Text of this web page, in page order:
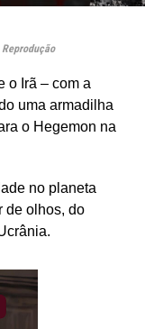
o Irã – com a
uma armadilha
o Hegemon na
no planeta
de olhos, do